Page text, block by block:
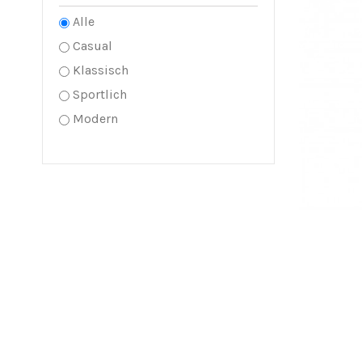
Alle
Casual
Klassisch
Sportlich
Modern